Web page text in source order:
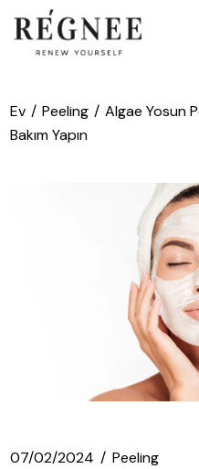
atla
Ev Peeling
Algae Yosun
Bakım Yapın
07/02/2024 Peeling